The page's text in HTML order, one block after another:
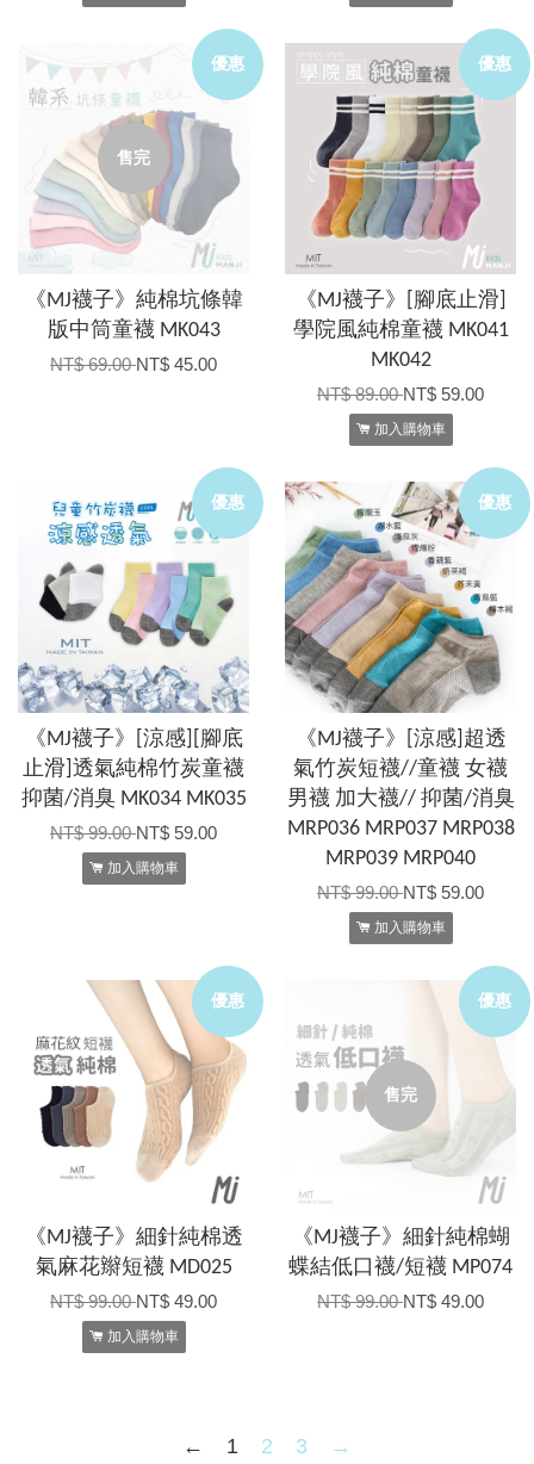
優惠
售完
《MJ襪子》純棉坑條韓
版中筒童襪 MK043
NT$ 69.00NT$ 45.00
優惠
《MJ襪子》[腳底止滑]
學院風純棉童襪 MK041
MK042
NT$ 89.00NT$ 59.00
加入購物車
優惠
《MJ襪子》[涼感][腳底
止滑]透氣純棉竹炭童襪
抑菌/消臭 MK034 MK035
NT$ 99.00NT$ 59.00
加入購物車
優惠
《MJ襪子》[涼感]超透
氣竹炭短襪//童襪 女襪
男襪 加大襪// 抑菌/消臭
MRP036 MRP037 MRP038
MRP039 MRP040
NT$ 99.00NT$ 59.00
加入購物車
優惠
《MJ襪子》細針純棉透
氣麻花辮短襪 MD025
NT$ 99.00NT$ 49.00
加入購物車
優惠
售完
《MJ襪子》細針純棉蝴
蝶結低口襪/短襪 MP074
NT$ 99.00NT$ 49.00
← 1 2 3 →